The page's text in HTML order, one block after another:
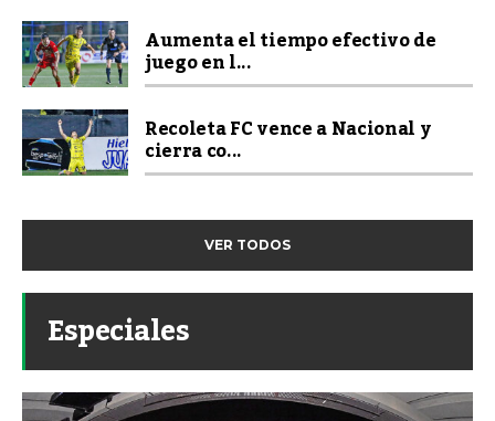
Aumenta el tiempo efectivo de
juego en l...
Recoleta FC vence a Nacional y
cierra co...
VER TODOS
Especiales